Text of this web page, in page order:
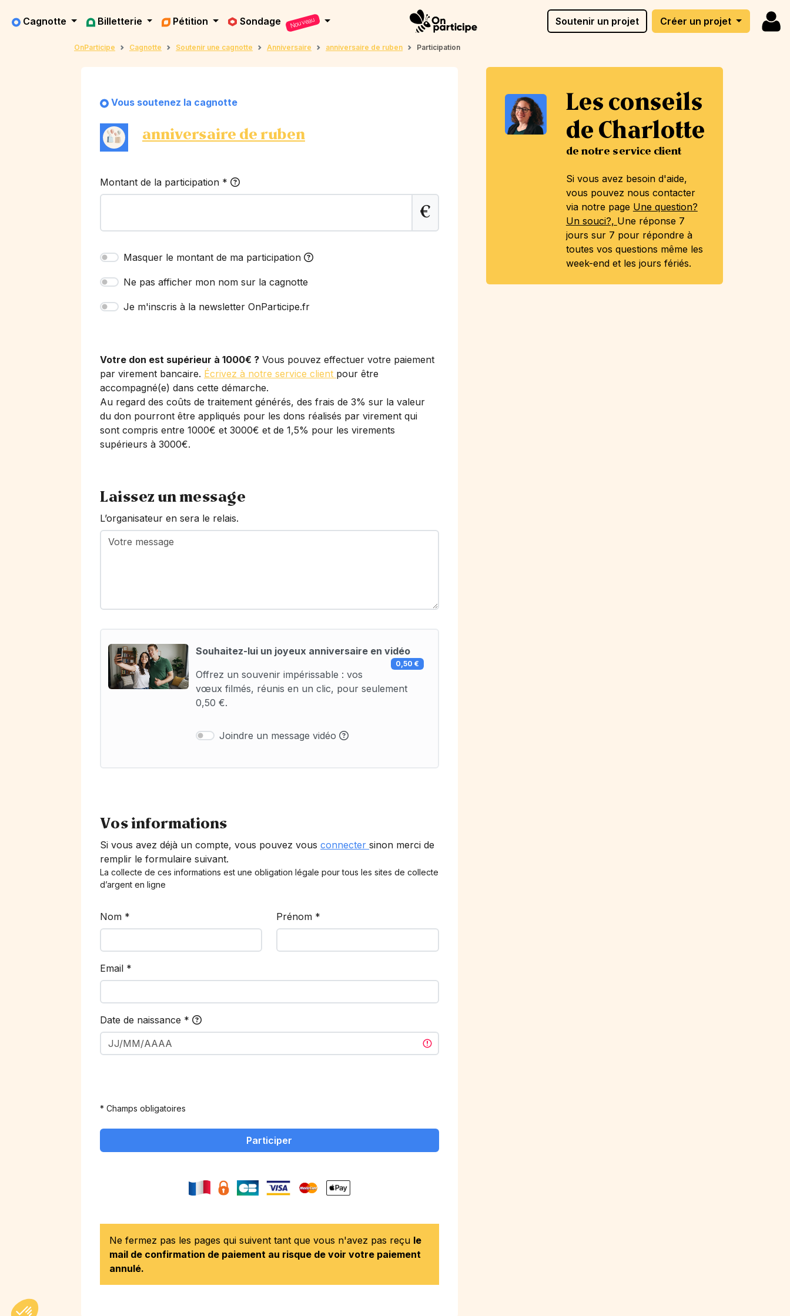
Cagnotte Billetterie Pétition Sondage Nouveau Soutenir un projet Créer un projet
OnParticipe Cagnotte Soutenir une cagnotte Anniversaire anniversaire de ruben Participation
Les conseils
de Charlotte
de notre service client
Si vous avez besoin d'aide,
vous pouvez nous contacter
via notre page Une question?
Un souci?, Une réponse 7
jours sur 7 pour répondre à
toutes vos questions même les
week-end et les jours fériés.
Vous soutenez la cagnotte
anniversaire de ruben
Montant de la participation *
€
Masquer le montant de ma participation
Ne pas afficher mon nom sur la cagnotte
Je m'inscris à la newsletter OnParticipe.fr
Votre don est supérieur à 1000€ ? Vous pouvez effectuer votre paiement
par virement bancaire. Écrivez à notre service client pour être
accompagné(e) dans cette démarche.
Au regard des coûts de traitement générés, des frais de 3% sur la valeur
du don pourront être appliqués pour les dons réalisés par virement qui
sont compris entre 1000€ et 3000€ et de 1,5% pour les virements
supérieurs à 3000€.
Laissez un message
L’organisateur en sera le relais.
Souhaitez-lui un joyeux anniversaire en vidéo
0,50 €
Offrez un souvenir impérissable : vos
vœux filmés, réunis en un clic, pour seulement
0,50 €.
Joindre un message vidéo
Vos informations
Si vous avez déjà un compte, vous pouvez vous connecter sinon merci de
remplir le formulaire suivant.
La collecte de ces informations est une obligation légale pour tous les sites de collecte
d’argent en ligne
Nom * Prénom *
Email *
Date de naissance *
* Champs obligatoires
Participer
Ne fermez pas les pages qui suivent tant que vous n'avez pas reçu le
mail de confirmation de paiement au risque de voir votre paiement
annulé.